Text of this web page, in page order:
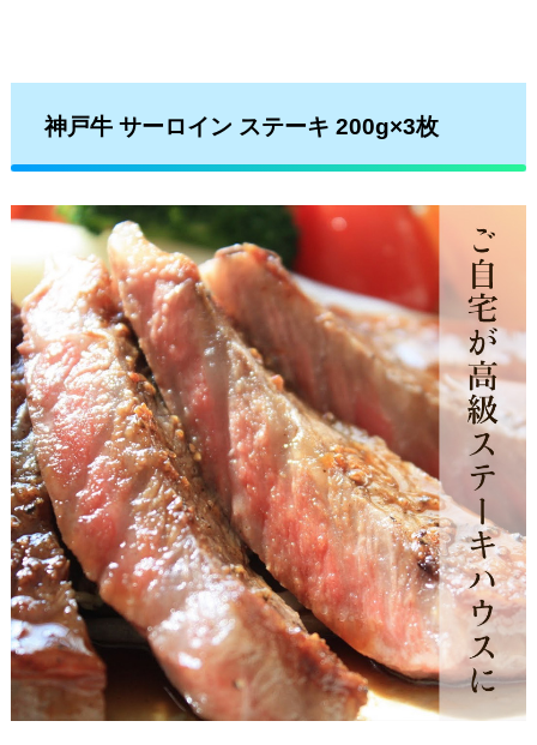
神戸牛 サーロイン ステーキ 200g×3枚